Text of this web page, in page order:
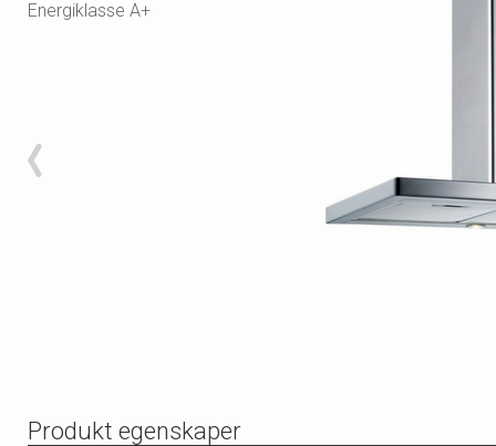
Energiklasse A+
Produkt egenskaper